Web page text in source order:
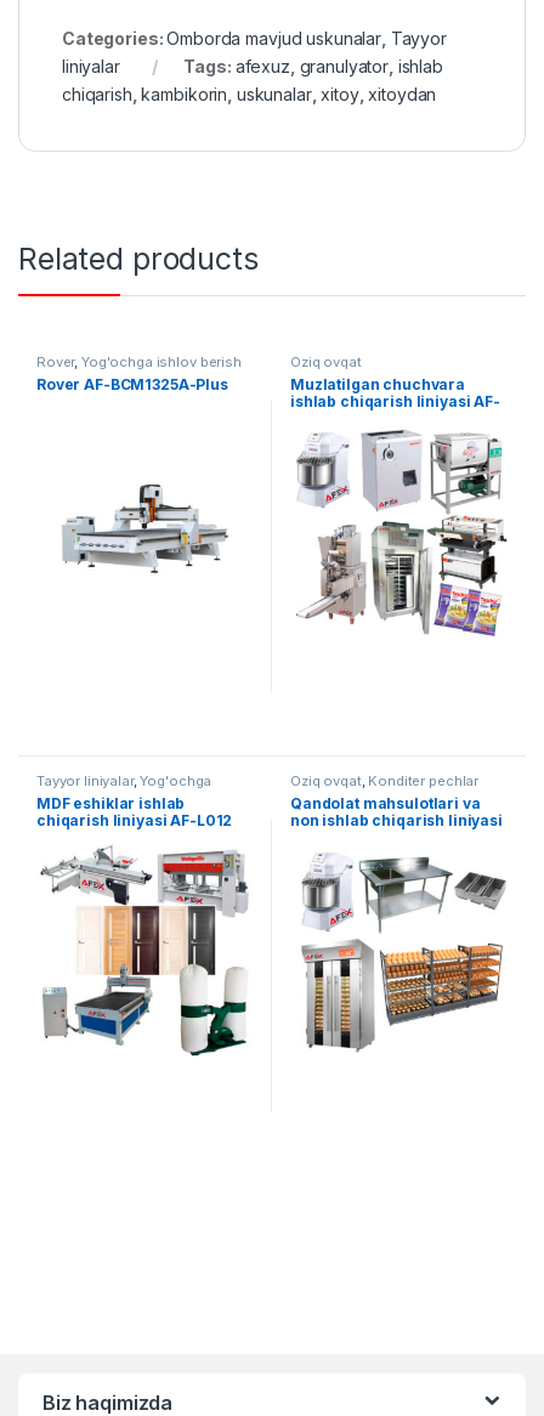
Categories:Omborda mavjud uskunalar, Tayyor
liniyalar
Tags: afexuz granulyator ishlab
chiqarish ,kambikorin uskunalar,xitoy,xitoydan
Related products
Rover,Yog'ochga ishlov berish
Rover AF-BCM1325A-Plus
Oziq ovqat
Muzlatilgan chuchvara
ishlab chiqarish liniyasi AF-
Tayyor liniyalar,Yog'ochga
ishlov berish
MDF eshiklar ishlab
chiqarish liniyasi AF-L012
Oziq ovqat, Konditer pechlar
Qandolat mahsulotlari va
non ishlab chiqarish liniyasi
Biz haqimizda